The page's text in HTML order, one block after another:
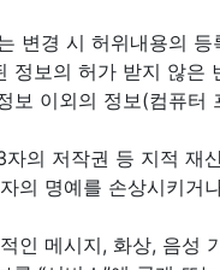
변경 시 허위내용의 등
정보의 허가 받지 않은
보 이외의 정보(컴퓨터
자의 저작권 등 지적 재
의 명예를 손상시키거
인 메시지, 화상, 음성